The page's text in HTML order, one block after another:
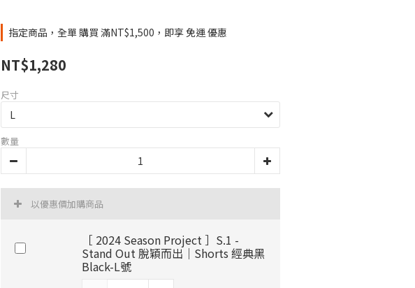
指定商品，全單 購買 滿NT$1,500，即享 免運 優惠
NT$1,280
尺寸
數量
以優惠價加購商品
［ 2024 Season Project ］S.1 -
Stand Out 脫穎而出｜Shorts 經典黑
Black-L號